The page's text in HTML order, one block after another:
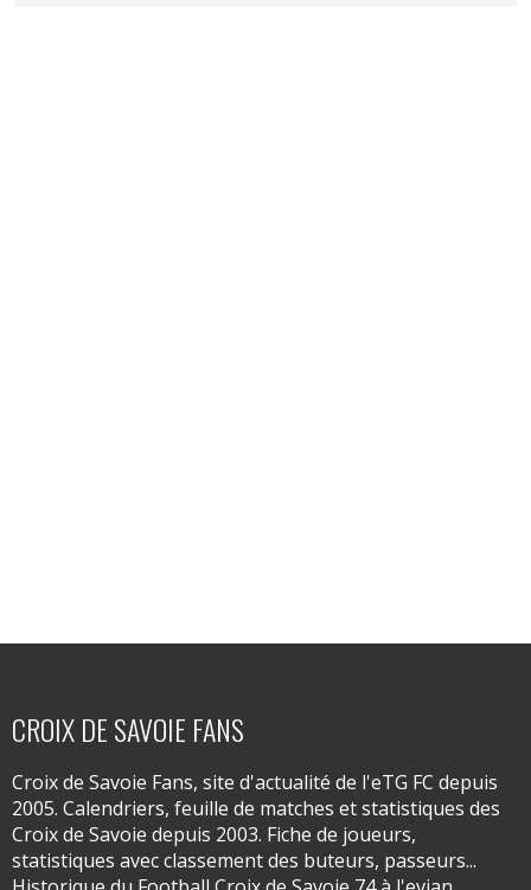
CROIX DE SAVOIE FANS
Croix de Savoie Fans, site d'actualité de l'eTG FC depuis
2005. Calendriers, feuille de matches et statistiques des
Croix de Savoie depuis 2003. Fiche de joueurs,
statistiques avec classement des buteurs, passeurs...